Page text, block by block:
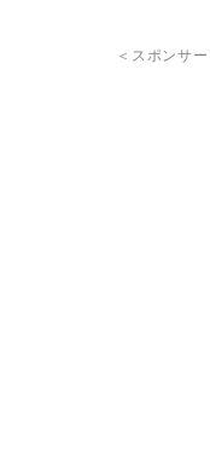
＜スポンサ